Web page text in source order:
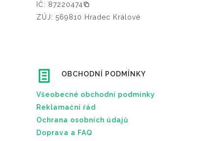
IČ: 87220474
ZÚJ: 569810 Hradec Králové
OBCHODNÍ PODMÍNKY
Všeobecné obchodní podmínky
Reklamační řád
Ochrana osobních údajů
Doprava a FAQ